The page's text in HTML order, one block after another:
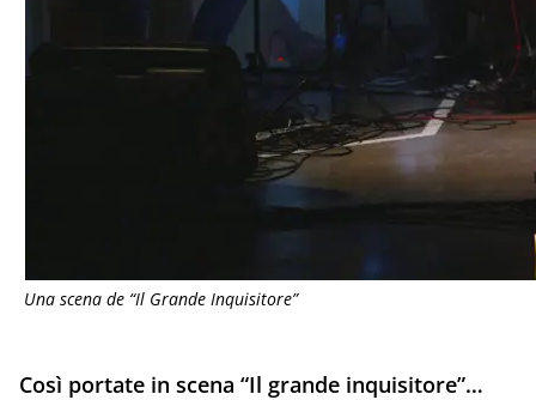
Una scena de “Il Grande Inquisitore”
Così portate in scena “Il grande inquisitore”…